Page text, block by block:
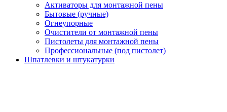
Активаторы для монтажной пены
Бытовые (ручные)
Огнеупорные
Очистители от монтажной пены
Пистолеты для монтажной пены
Профессиональные (под пистолет)
Шпатлевки и штукатурки